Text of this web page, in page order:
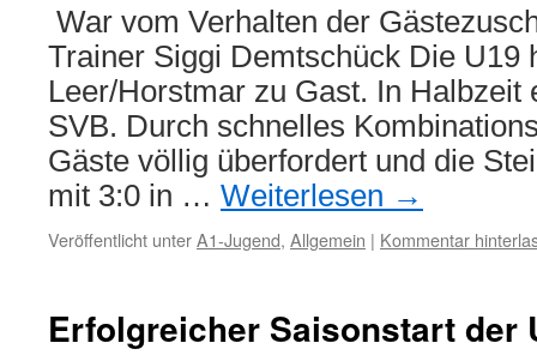
War vom Verhalten der
Trainer Siggi Demtschück Die U19
Leer/Horstmar zu Gast. In Halbzeit
SVB. Durch schnelles
Gäste völlig überfordert und die
mit 3:0 in … Weiterlesen →
Veröffentlicht unterA1-Jugend, Allgemein | Kommentar
Erfolgreicher Saisonstart der